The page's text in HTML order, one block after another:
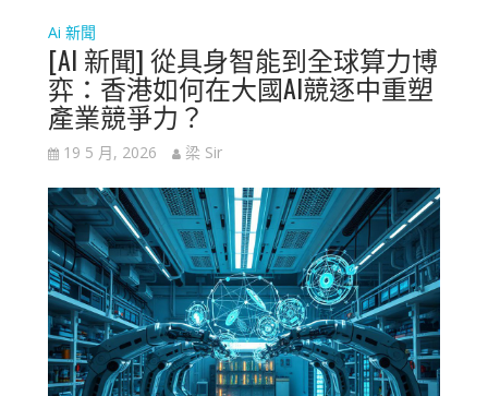
Ai 新聞
[AI 新聞] 從具身智能到全球算力博
弈：香港如何在大國AI競逐中重塑
產業競爭力？
19 5 月, 2026 梁 Sir